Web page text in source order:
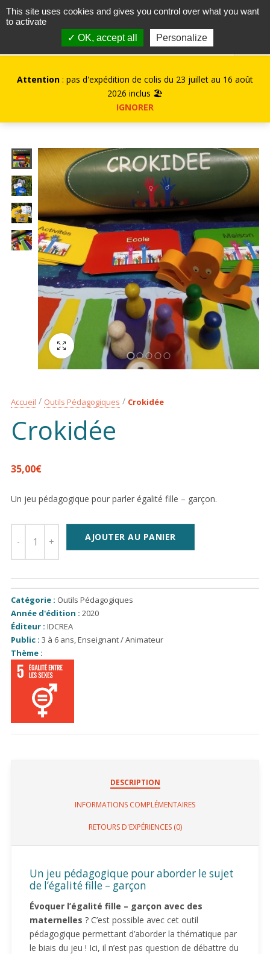
contact@kurioz.org
Attention : pas d'expédition de colis du 23 juillet au 16 août
2026 inclus 🏖️
IGNORER
Plein écran
Accueil Outils Pédagogiques Crokidée
Crokidée
35,00€
Un jeu pédagogique pour parler égalité fille – garçon.
AJOUTER AU PANIER
Catégorie : Outils Pédagogiques
Année d'édition : 2020
Éditeur : IDCREA
Public : 3 à 6 ans Enseignant / Animateur
Thème :
DESCRIPTION
INFORMATIONS COMPLÉMENTAIRES
RETOURS D'EXPÉRIENCES (0)
Un jeu pédagogique pour aborder le sujet
de l’égalité fille – garçon
Évoquer l’égalité fille – garçon avec des
maternelles ? C’est possible avec cet outil
pédagogique permettant d’aborder la thématique par
le biais du jeu ! Ici, il n’est pas question de débattre du
This site uses cookies and gives you control over what you want
to activate
✓ OK, accept all
Personalize